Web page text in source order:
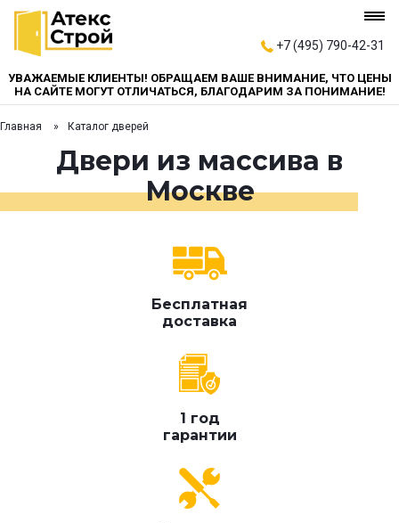
+7 (495) 790-42-31
УВАЖАЕМЫЕ КЛИЕНТЫ! ОБРАЩАЕМ ВАШЕ ВНИМАНИЕ, ЧТО ЦЕНЫ
НА САЙТЕ МОГУТ ОТЛИЧАТЬСЯ, БЛАГОДАРИМ ЗА ПОНИМАНИЕ!
Главная Каталог дверей
Двери из массива в
Москве
Бесплатная
доставка
1 год
гарантии